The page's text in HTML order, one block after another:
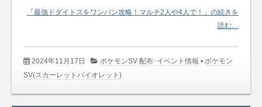
「最強ドダイトスをワンパン攻略！マルチ2人や4人で！」の続きを
読む…
2024年11月17日 ポケモンSV 配布･イベント情報 • ポケモン
SV(スカーレットバイオレット)